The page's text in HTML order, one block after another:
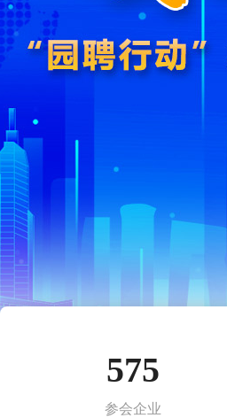
575
参会企业